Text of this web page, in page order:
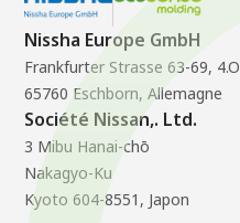
Nissha Europe GmbH
Frankfurter Strasse 63-69,
65760 Eschborn, Allemagne
Société Nissan,. Ltd.
3 Mibu Hanai-chō
Nakagyo-Ku
Kyoto 604-8551, Japon